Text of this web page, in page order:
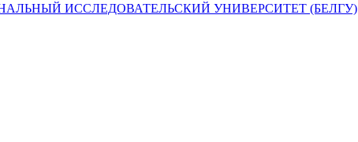
ИССЛЕДОВАТЕЛЬСКИЙ УНИВЕРСИТЕТ (БЕЛГУ)